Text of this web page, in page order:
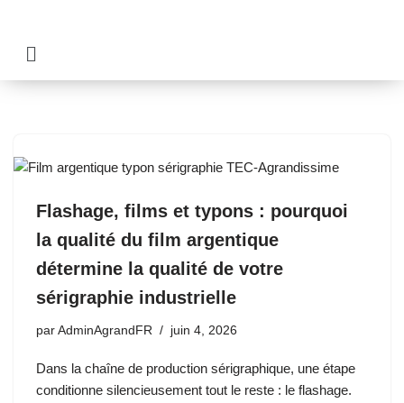
Aller
Flashage, films et typons : pourquoi
la qualité du film argentique
détermine la qualité de votre
sérigraphie industrielle
par AdminAgrandFR juin 4, 2026
Dans la chaîne de production sérigraphique, une étape
conditionne silencieusement tout le reste : le flashage.